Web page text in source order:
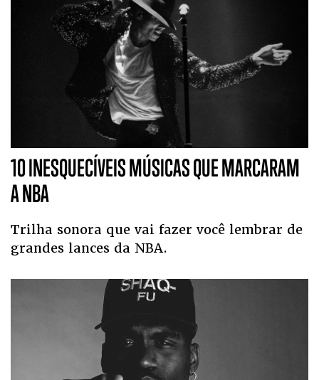
10 INESQUECÍVEIS MÚSICAS QUE MARCARAM
A NBA
Trilha sonora que vai fazer você lembrar de
grandes lances da NBA.